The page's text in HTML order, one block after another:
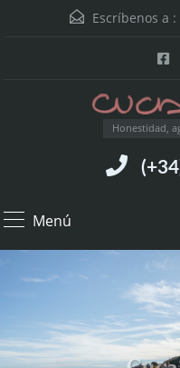
Escríbenos a :
Honestidad,
Menú